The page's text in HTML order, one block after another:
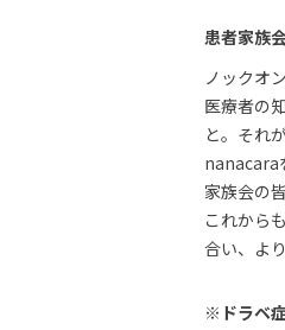
患者家族
ノックオ
医療者の
と。それ
nanacara
家族会の
これから
合い、よ
※ドラベ